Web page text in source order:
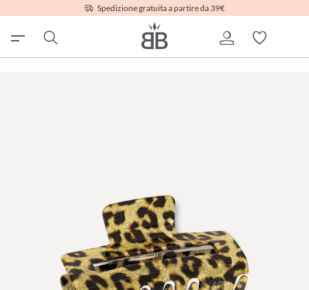
Spedizione gratuita a partire da 39€